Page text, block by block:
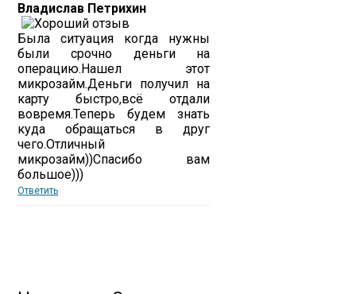
Владислав Петрихин
Была ситуация когда нужны
были срочно деньги на
операцию.Нашел этот
микрозайм.Деньги получил на
карту быстро,всё отдали
вовремя.Теперь будем знать
куда обращаться в друг
чего.Отличный
микрозайм))Спасибо вам
большое)))
Ответить